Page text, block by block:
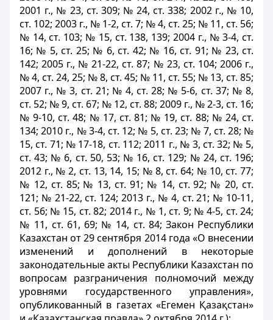
2001 г., № 23, ст. 309; № 24, ст. 338; 2002 г., № 10,
ст. 102; 2003 г., № 1-2, ст. 7; № 4, ст. 25; № 11, ст. 56;
№ 14, ст. 103; № 15, ст. 138, 139; 2004 г., № 3-4, ст.
16; № 5, ст. 25; № 6, ст. 42; № 16, ст. 91; № 23, ст.
142; 2005 г., № 21-22, ст. 87; № 23, ст. 104; 2006 г.,
№ 4, ст. 24, 25; № 8, ст. 45; № 11, ст. 55; № 13, ст. 85;
2007 г., № 3, ст. 21; № 4, ст. 28; № 5-6, ст. 37; № 8,
ст. 52; № 9, ст. 67; № 12, ст. 88; 2009 г., № 2-3, ст. 16;
№ 9-10, ст. 48; № 17, ст. 81; № 19, ст. 88; № 24, ст.
134; 2010 г., № 3-4, ст. 12; № 5, ст. 23; № 7, ст. 28; №
15, ст. 71; № 17-18, ст. 112; 2011 г., № 3, ст. 32; № 5,
ст. 43; № 6, ст. 50, 53; № 16, ст. 129; № 24, ст. 196;
2012 г., № 2, ст. 13, 14, 15; № 8, ст. 64; № 10, ст. 77;
№ 12, ст. 85; № 13, ст. 91; № 14, ст. 92; № 20, ст.
121; № 21-22, ст. 124; 2013 г., № 4, ст. 21; № 10-11,
ст. 56; № 15, ст. 82; 2014 г., № 1, ст. 9; № 4-5, ст. 24;
№ 11, ст. 61, 69; № 14, ст. 84; Закон Республики
Казахстан от 29 сентября 2014 года «О внесении
изменений и дополнений в некоторые
законодательные акты Республики Казахстан по
вопросам разграничения полномочий между
уровнями государственного управления»,
опубликованный в газетах «Егемен Қазақстан»